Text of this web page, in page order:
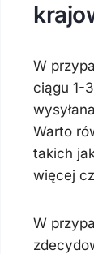
W
ciągu 1-
Warto
takich
więcej
W